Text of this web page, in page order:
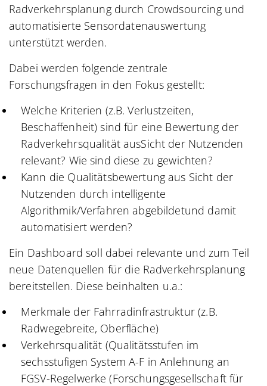
Radverkehrsplanung durch Crowdsourcing und
automatisierte Sensordatenauswertung
unterstützt werden.
Dabei werden folgende zentrale
Forschungsfragen in den Fokus gestellt:
Welche Kriterien (z.B. Verlustzeiten,
Beschaffenheit) sind für eine Bewertung der
Radverkehrsqualität ausSicht der Nutzenden
relevant? Wie sind diese zu gewichten?
Kann die Qualitätsbewertung aus Sicht der
Nutzenden durch intelligente
Algorithmik/Verfahren abgebildetund damit
automatisiert werden?
Ein Dashboard soll dabei relevante und zum Teil
neue Datenquellen für die Radverkehrsplanung
bereitstellen. Diese beinhalten u.a.:
Merkmale der Fahrradinfrastruktur (z.B.
Radwegebreite, Oberfläche)
Verkehrsqualität (Qualitätsstufen im
sechsstufigen System A-F in Anlehnung an
FGSV-Regelwerke (Forschungsgesellschaft für